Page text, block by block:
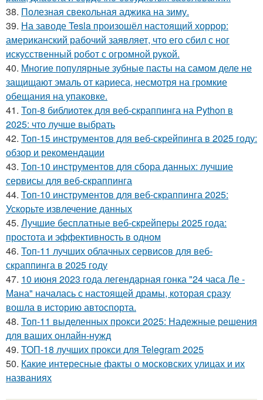
38. Полезная свекольная аджика на зиму.
39. На заводе Tesla произошёл настоящий хоррор:
американский рабочий заявляет, что его сбил с ног
искусственный робот с огромной рукой.
40. Многие популярные зубные пасты на самом деле не
защищают эмаль от кариеса, несмотря на громкие
обещания на упаковке.
41. Топ-8 библиотек для веб-скраппинга на Python в
2025: что лучше выбрать
42. Топ-15 инструментов для веб-скрейпинга в 2025 году:
обзор и рекомендации
43. Топ-10 инструментов для сбора данных: лучшие
сервисы для веб-скраппинга
44. Топ-10 инструментов для веб-скраппинга 2025:
Ускорьте извлечение данных
45. Лучшие бесплатные веб-скрейперы 2025 года:
простота и эффективность в одном
46. Топ-11 лучших облачных сервисов для веб-
скраппинга в 2025 году
47. 10 июня 2023 года легендарная гонка "24 часа Ле -
Мана" началась с настоящей драмы, которая сразу
вошла в историю автоспорта.
48. Топ-11 выделенных прокси 2025: Надежные решения
для ваших онлайн-нужд
49. ТОП-18 лучших прокси для Telegram 2025
50. Какие интересные факты о московских улицах и их
названиях